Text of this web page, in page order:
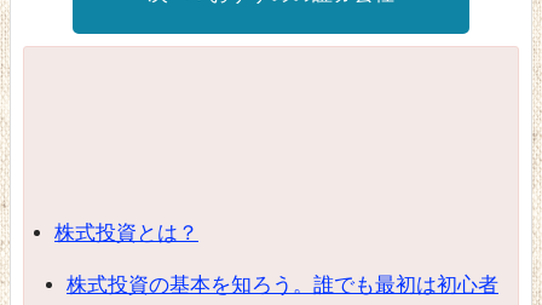
株式投資とは？
株式投資の基本を知ろう。誰でも最初は初心者